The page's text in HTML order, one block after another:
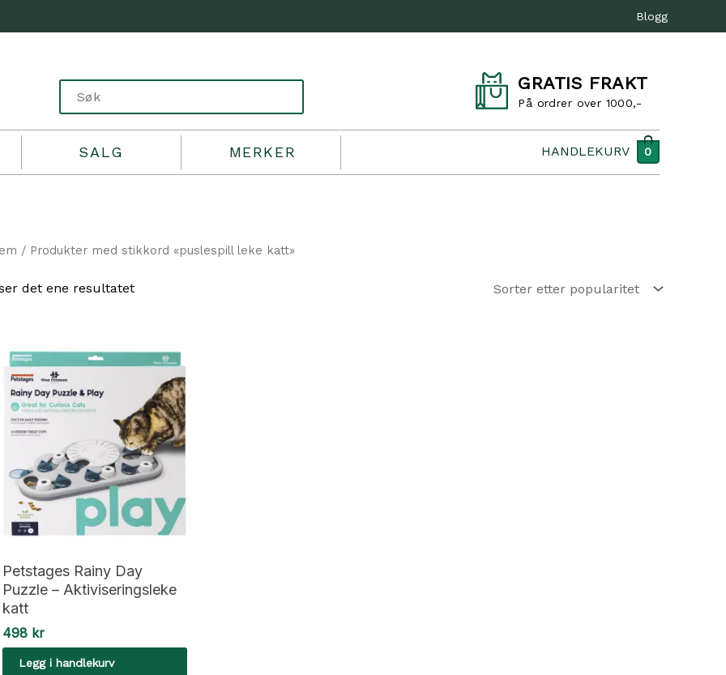
Blogg
GRATIS FRAKT
På ordrer over 1000,-
SALG MERKER HANDLEKURV 0
/ Produkter med stikkord «puslespill leke katt»
det ene resultatet
Petstages Rainy Day
Puzzle – Aktiviseringsleke
katt
498 kr
Legg i handlekurv